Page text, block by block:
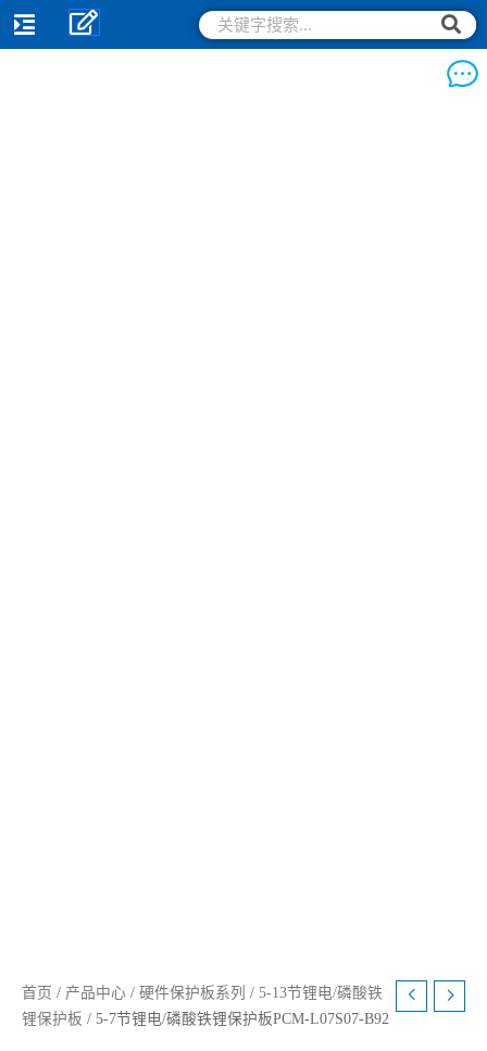
跳
至
搜
索
搜
索
首页 / 产品中心 / 硬件保护板系列 / 5-13节锂电/磷酸铁
锂保护板 / 5-7节锂电/磷酸铁锂保护板PCM-L07S07-B92